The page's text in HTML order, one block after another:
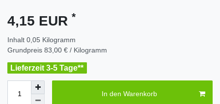
4,15 EUR *
Inhalt 0,05 Kilogramm
Grundpreis 83,00 € / Kilogramm
Lieferzeit 3-5 Tage**
In den Warenkorb